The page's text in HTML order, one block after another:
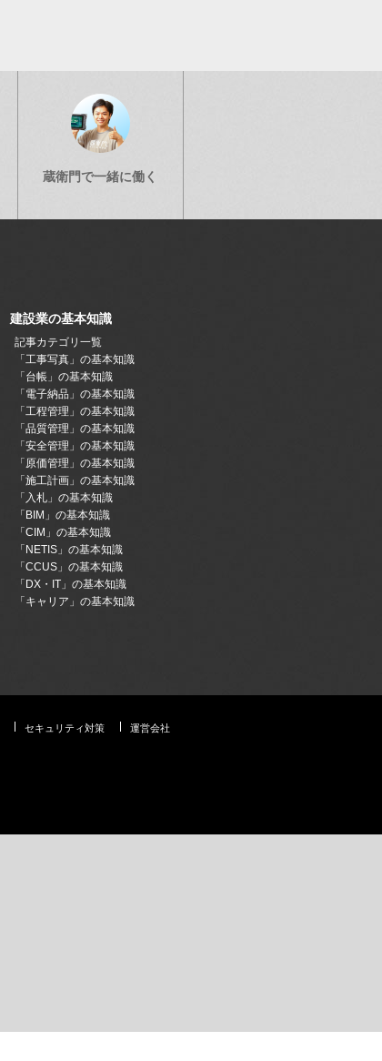
建設業の基本知識
記事カテゴリ一覧
「工事写真」の基本知識
「台帳」の基本知識
「電子納品」の基本知識
「工程管理」の基本知識
「品質管理」の基本知識
「安全管理」の基本知識
「原価管理」の基本知識
「施工計画」の基本知識
「入札」の基本知識
「BIM」の基本知識
「CIM」の基本知識
「NETIS」の基本知識
「CCUS」の基本知識
「DX・IT」の基本知識
「キャリア」の基本知識
セキュリティ対策 運営会社